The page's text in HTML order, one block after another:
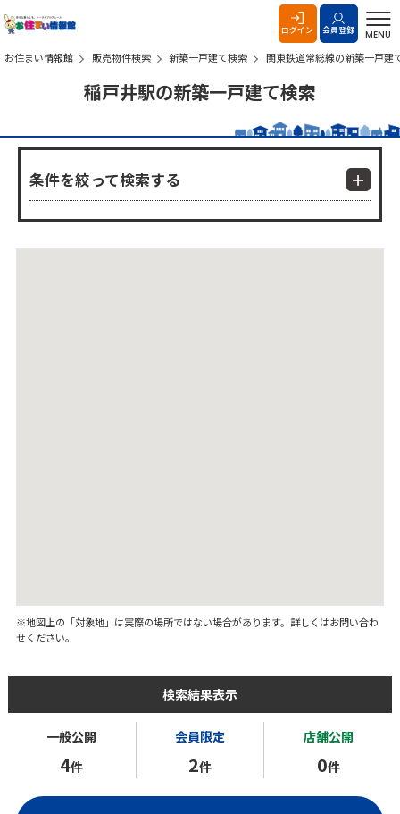
ログイン 会員登録 MENU
お住まい情報館 販売物件検索 新築一戸建て検索 関東鉄道常総線の新築一戸建
稲戸井駅の新築一戸建て検索
条件を絞って検索する
※地図上の「対象地」は実際の場所ではない場合があります。詳しくはお問い合わ
せください。
検索結果表示
一般公開
4件
会員限定
2件
店舗公開
0件